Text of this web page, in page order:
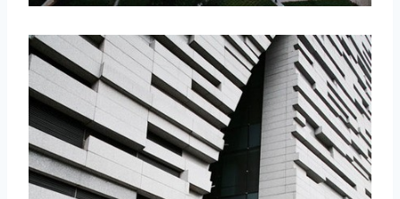
取消 搜索